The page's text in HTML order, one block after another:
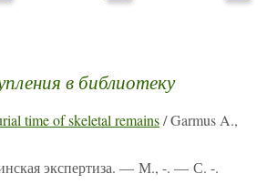
в библиотеку
time of skeletal remains/ Garmus A.,
экспертиза. — М., -. — С. -.